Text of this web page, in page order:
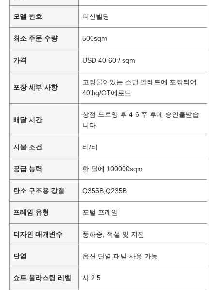
모델 번호 티신빌딩
최소 주문 수량 500sqm
가격 USD 40-60 / sqm
포장 세부 사항
고정물이있는 스틸 팔레트에 포장되어
40'hq/OT에로드
배달 시간
상점 드로잉 후 4-6 주 후에 승인을받습
니다
지불 조건 티/티
공급 능력 한 달에 100000sqm
탄소 구조용 강철 Q355B,Q235B
프레임 유형 포털 프레임
디자인 매개변수 풍하중, 적설 및 지진
단열 옵션 단열 패널 사용 가능
쇼트 블라스팅 레벨 사 2.5